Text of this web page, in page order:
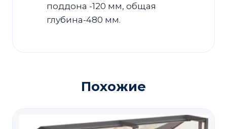
поддона -120 мм, общая
глубина-480 мм.
Похожие